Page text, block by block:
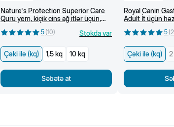
Nature's Protection Superior Care
Quru yem, kiçik cins ağ itlər üçün,
5 (10) Stokda var
Çəki ilə (kq) 1,5 kq 10 kq
Səbətə at
Royal Canin
Adult İt üçün
5 (2
Çəki ilə (kq)